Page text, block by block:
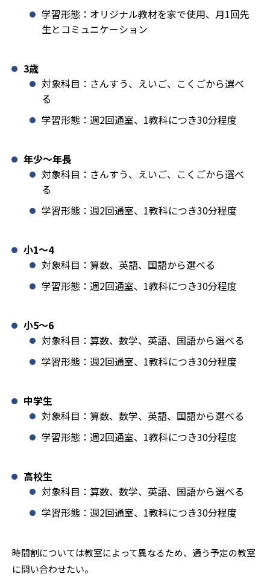
学習形態：オリジナル教材を家で使用、月1回先
生とコミュニケーション
3歳
対象科目：さんすう、えいご、こくごから選べ
る
学習形態：週2回通室、1教科につき30分程度
年少〜年長
対象科目：さんすう、えいご、こくごから選べ
る
学習形態：週2回通室、1教科につき30分程度
小1️〜4
対象科目：算数、英語、国語から選べる
学習形態：週2回通室、1教科につき30分程度
小5〜6
対象科目：算数、数学、英語、国語から選べる
学習形態：週2回通室、1教科につき30分程度
中学生
対象科目：算数、数学、英語、国語から選べる
学習形態：週2回通室、1教科につき30分程度
高校生
対象科目：算数、数学、英語、国語から選べる
学習形態：週2回通室、1教科につき30分程度
時間割については教室によって異なるため、通う予定の教室
に問い合わせたい。